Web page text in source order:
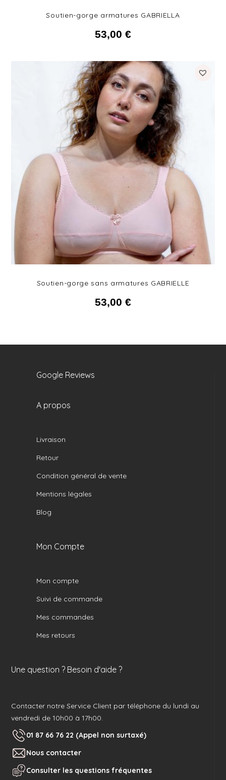
Soutien-gorge armatures GABRIELLA
53,00 €
Soutien-gorge sans armatures GABRIELLE
53,00 €
Google Reviews
A propos
Livraison
Retour
Condition général de vente
Mentions légales
Blog
Mon Compte
Mon compte
Suivi de commande
Mes commandes
Mes retours
Une question ? Besoin d'aide ?
Contacter notre Service Client par téléphone du lundi au
vendredi de 10h00 à 17h00.
01 87 66 76 22 (Appel non surtaxé)
Nous contacter
Consulter les questions fréquentes